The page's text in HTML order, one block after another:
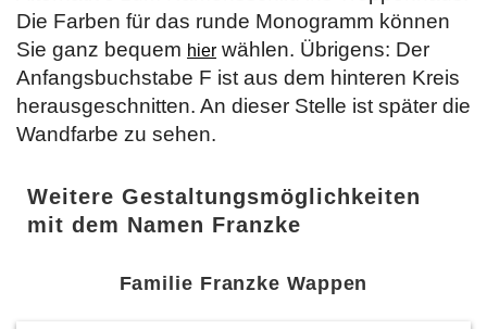
Die Farben für das runde Monogramm können
Sie ganz bequem hier wählen. Übrigens: Der
Anfangsbuchstabe F ist aus dem hinteren Kreis
herausgeschnitten. An dieser Stelle ist später die
Wandfarbe zu sehen.
Weitere Gestaltungsmöglichkeiten
mit dem Namen Franzke
Familie Franzke Wappen